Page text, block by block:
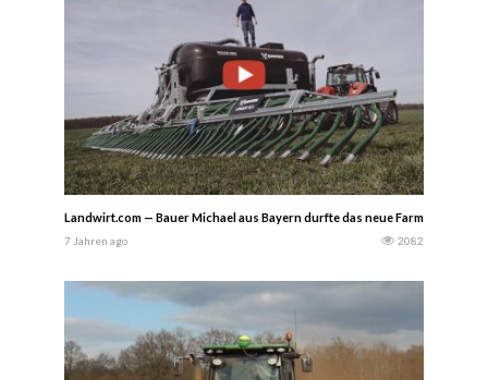
Landwirt.com — Bauer Michael aus Bayern durfte das neue Farmtech
7 Jahren ago 2082